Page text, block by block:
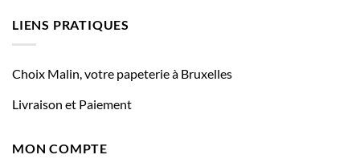
LIENS PRATIQUES
Choix Malin, votre papeterie à Bruxelles
Livraison et Paiement
MON COMPTE